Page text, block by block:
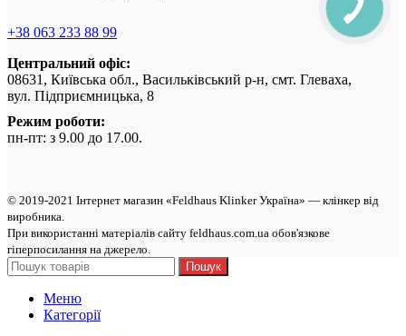
+38 063 233 88 99
Центральний офіс:
08631, Київська обл., Васильківський р-н, смт. Глеваха,
вул. Підприємницька, 8
Режим роботи:
пн-пт: з 9.00 до 17.00.
© 2019-2021 Інтернет магазин «Feldhaus Klinker Україна» — клінкер від
виробникa.
При використанні матеріалів сайту feldhaus.com.ua обов'язкове
гіперпосилання на джерело.
Пошук
Меню
Категорії